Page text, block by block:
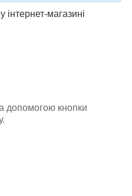
магазині
допомогою кнопки